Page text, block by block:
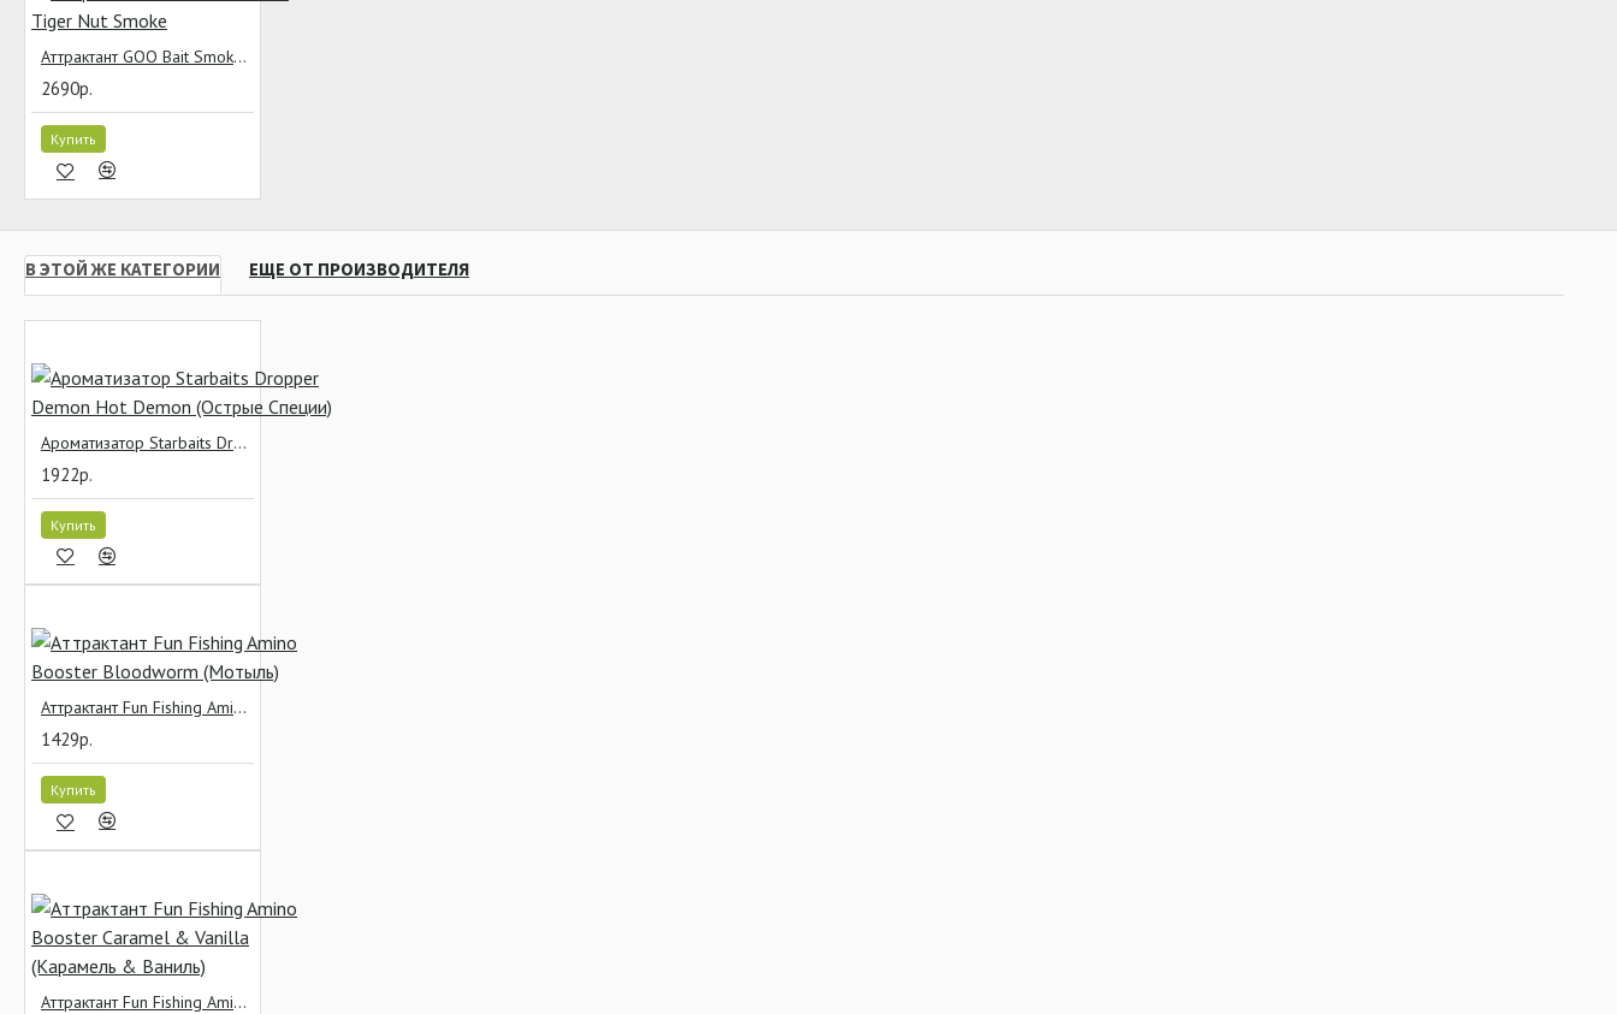
Аттрактант GOO Bait Smoke Tiger Nut Smoke
2690р.
Купить
В ЭТОЙ ЖЕ КАТЕГОРИИ ЕЩЕ ОТ ПРОИЗВОДИТЕЛЯ
Ароматизатор Starbaits Dropper Demon Hot Demon (Острые Специи)
1922р.
Купить
Аттрактант Fun Fishing Amino Booster Bloodworm (Мотыль)
1429р.
Купить
Аттрактант Fun Fishing Amino Booster Caramel & Vanilla (Карамель & Ваниль)